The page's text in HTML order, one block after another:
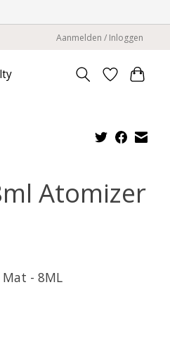
Aanmelden / Inloggen
Atomizer
- 8ML